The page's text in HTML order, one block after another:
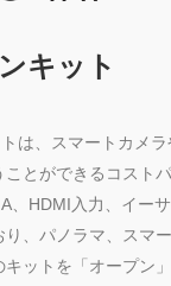
キット
は、スマートカメ
とができるコスト
、HDMI入力、イー
、パノラマ、スマ
ットを「オープン